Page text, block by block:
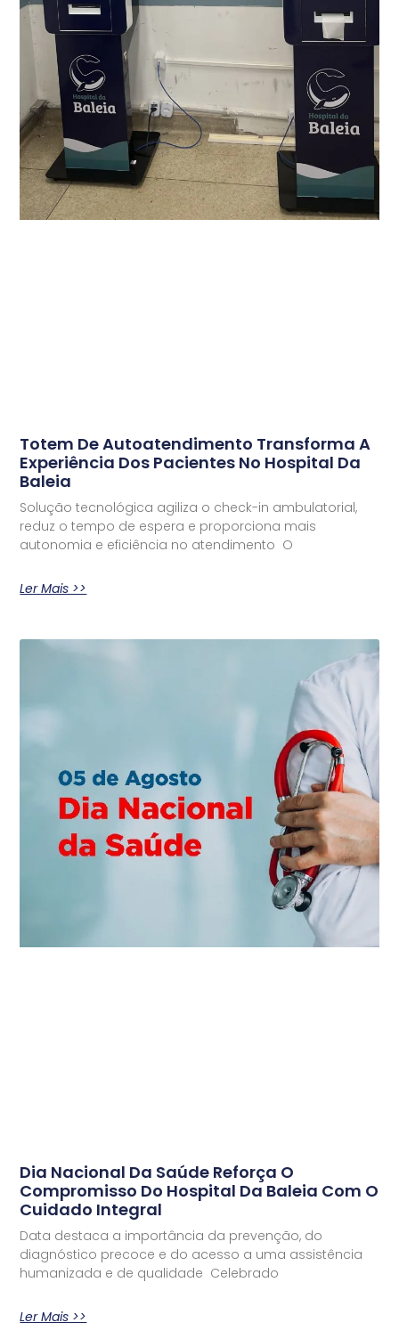
Totem De Autoatendimento Transforma A
Experiência Dos Pacientes No Hospital Da
Baleia
Solução tecnológica agiliza o check-in ambulatorial,
reduz o tempo de espera e proporciona mais
autonomia e eficiência no atendimento O
Ler Mais >>
Dia Nacional Da Saúde Reforça O
Compromisso Do Hospital Da Baleia Com O
Cuidado Integral
Data destaca a importância da prevenção, do
diagnóstico precoce e do acesso a uma assistência
humanizada e de qualidade Celebrado
Ler Mais >>